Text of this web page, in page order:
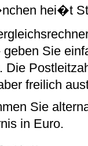
hei�t
Sie
Die
freilich
Sie
in Euro.